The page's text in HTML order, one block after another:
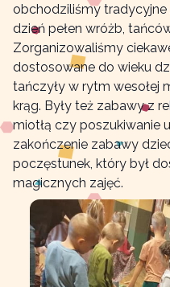
obchodziliśmy tradycyjne
dzień pełen wróżb,
Zorganizowaliśmy
dostosowane do wieku
tańczyły w rytm wesołej
krąg. Były też zabawy z
miotłą czy poszukiwanie
zakończenie zabawy
poczęstunek, który był
magicznych zajęć.